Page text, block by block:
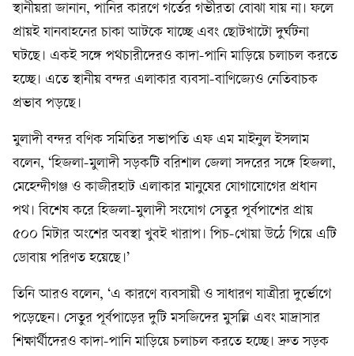
স্থানীয়রা জানান, পানির কারণে গর্তের গভীরতা বোঝা যায় না। ফলে
প্রায়ই যানবাহনের চাকা আটকে যাচ্ছে এবং ছোটখাটো দুর্ঘটনা
ঘটছে। একই সঙ্গে পথচারীদেরও কাদা-পানি মাড়িয়ে চলাচল করতে
হচ্ছে। এতে স্থানীয় বন্দর এলাকার ব্যবসা-বাণিজ্যেও নেতিবাচক
প্রভাব পড়ছে।
মুলাদী বন্দর বণিক সমিতির সভাপতি এফ এম মাইনুল ইসলাম
বলেন, ‘হিজলা-মুলাদী সড়কটি বরিশাল জেলা সদরের সঙ্গে হিজলা,
মেহেন্দীগঞ্জ ও কাজীরহাট এলাকার মানুষের যোগাযোগের প্রধান
পথ। বিশেষ করে হিজলা-মুলাদী সংযোগ সেতুর পূর্বপাশের প্রায়
৫০০ মিটার অংশের অবস্থা খুবই খারাপ। পিচ-খোয়া উঠে গিয়ে এটি
ডোবায় পরিণত হয়েছে।’
তিনি আরও বলেন, ‘এ কারণে ব্যবসায়ী ও সাধারণ যাত্রীরা দুর্ভোগে
পড়েছেন। সেতুর পূর্বপাড়ের দুটি মসজিদের মুসল্লি এবং মাদ্রাসার
শিক্ষার্থীদেরও কাদা-পানি মাড়িয়ে চলাচল করতে হচ্ছে। দ্রুত সড়ক